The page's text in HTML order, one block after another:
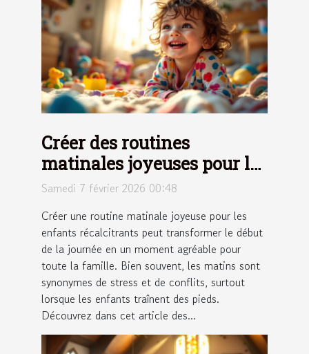
Créer des routines
matinales joyeuses pour les
enfants récalcitrants
Samedi 7 février 2026 00:48
Créer une routine matinale joyeuse pour les
enfants récalcitrants peut transformer le début
de la journée en un moment agréable pour
toute la famille. Bien souvent, les matins sont
synonymes de stress et de conflits, surtout
lorsque les enfants traînent des pieds.
Découvrez dans cet article des...